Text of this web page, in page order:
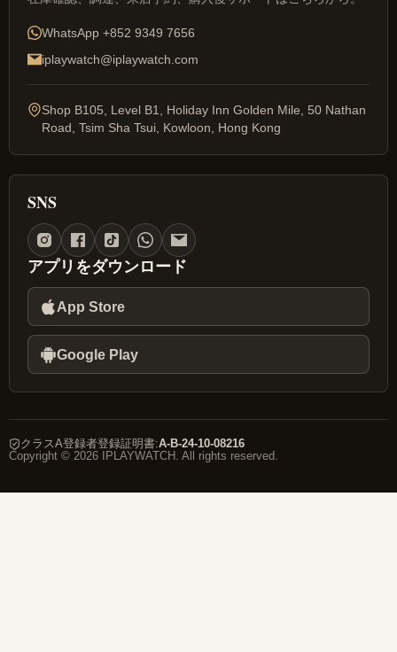
WhatsApp +852 9349 7656
iplaywatch@iplaywatch.com
Shop B105, Level B1, Holiday Inn Golden Mile, 50 Nathan
Road, Tsim Sha Tsui, Kowloon, Hong Kong
SNS
アプリをダウンロード
App Store
Google Play
クラスA登録者登録証明書:A-B-24-10-08216
Copyright © 2026 IPLAYWATCH. All rights reserved.